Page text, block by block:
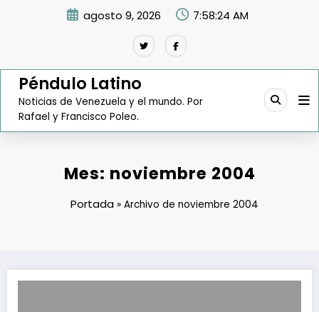
agosto 9, 2026 7:58:25 AM
Péndulo Latino
Noticias de Venezuela y el mundo. Por
Rafael y Francisco Poleo.
Mes: noviembre 2004
Portada» Archivo de noviembre 2004